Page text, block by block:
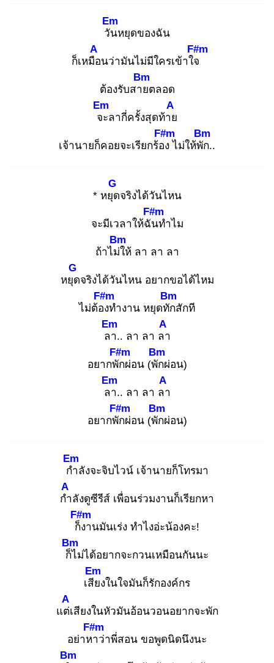
วัน
Em
หยุดของฉัน
ก็เหมือ
A
นว่ามันไม่มีใครเข้าใจ
F#m
ต้องรับสาย
Bm
ตลอด
จะ
Em
ลากี่ครั้งสุดท้าย
A
เจ้านายก็คอยจะเรียกร้อง
F#m
ไม่ให้พัก
Bm
..
* หยุด
G
จริงได้วันไหน
จะมีเวลาให้ฉัน
F#m
ทำไม
ถ้าไม่ใ
Bm
ห้ ลา ลา ลา
หยุด
G
จริงได้วันไหน อยากขอได้ไหม
ไม่ต้อง
F#m
ทำงาน หยุดทัก
Bm
สักที
ลา
Em
.. ลา ลา ลา
A
อยากพัก
F#m
ผ่อน (พัก
Bm
ผ่อน)
ลา
Em
.. ลา ลา ลา
A
อยากพัก
F#m
ผ่อน (พัก
Bm
ผ่อน)
กำ
Em
ลังจะจิบไวน์ เจ้านายก็โทรมา
กำ
A
ลังดูซีรีส์ เพื่อนร่วมงานก็เรียกหา
ก็ง
F#m
านมันเร่ง ทำไงอ่ะน้องคะ!
ก็ไ
Bm
ม่ได้อยากจะกวนเหมือนกันนะ
เสีย
Em
งในใจมันก็รักองค์กร
แต่เ
A
สียงในหัวมันอ้อนวอนอยากจะพัก
อย่าหา
F#m
ว่าพี่สอน ขอพูดนิดนึงนะ
Bm